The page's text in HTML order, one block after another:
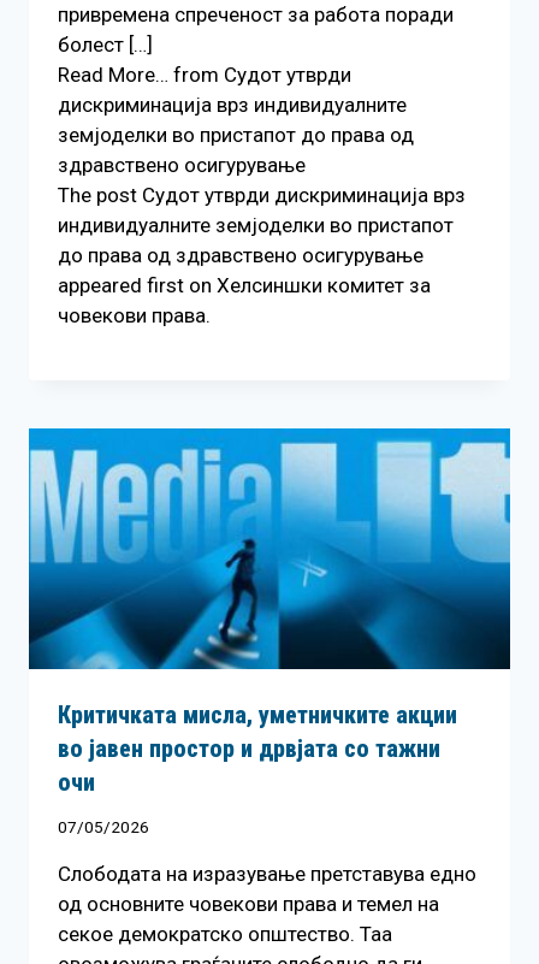
привремена спреченост за работа поради
болест […]
Read More… from Судот утврди
дискриминација врз индивидуалните
земјоделки во пристапот до права од
здравствено осигурување
The post Судот утврди дискриминација врз
индивидуалните земјоделки во пристапот
до права од здравствено осигурување
appeared first on Хелсиншки комитет за
човекови права.
Критичката мисла, уметничките акции
во јавен простор и дрвјата со тажни
очи
07/05/2026
Слободата на изразување претставува едно
од основните човекови права и темел на
секое демократско општество. Таа